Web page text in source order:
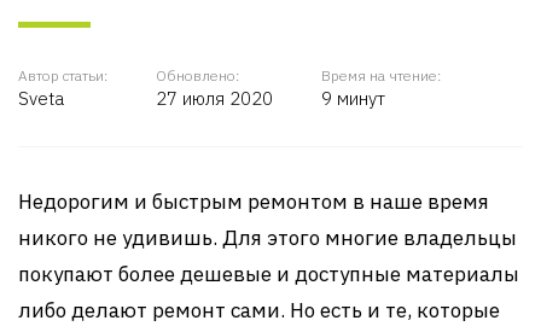
Автор статьи:
Sveta
Обновлено:
27 июля 2020
Время на чтение:
9 минут
Недорогим и быстрым ремонтом в наше время
никого не удивишь. Для этого многие владельцы
покупают более дешевые и доступные материалы
либо делают ремонт сами. Но есть и те, которые